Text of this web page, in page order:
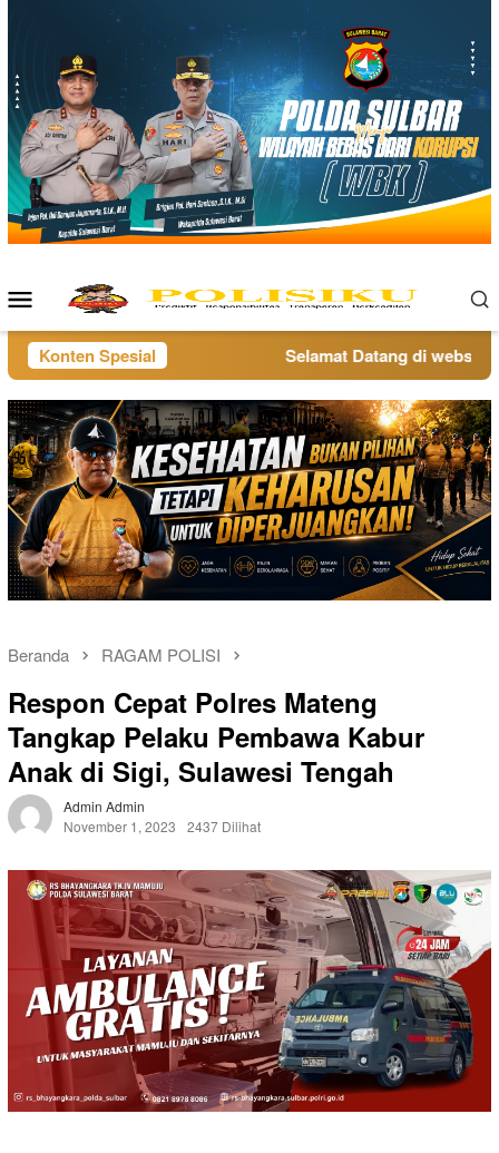
Menu
Mobile
Konten Spesial Selamat Datang di website
Beranda RAGAM POLISI
Respon Cepat Polres Mateng
Tangkap Pelaku Pembawa Kabur
Anak di Sigi, Sulawesi Tengah
Admin Admin
November 1, 2023
2437 Dilihat